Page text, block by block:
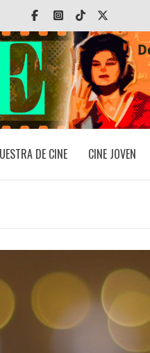
FacebookInstagram
Tiktok
DE CINE CINE JOVEN